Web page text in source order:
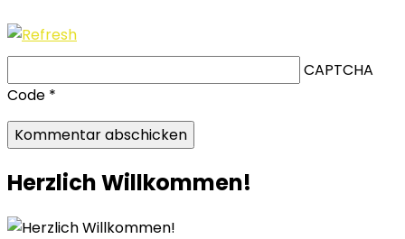
CAPTCHA
Code *
Herzlich Willkommen!